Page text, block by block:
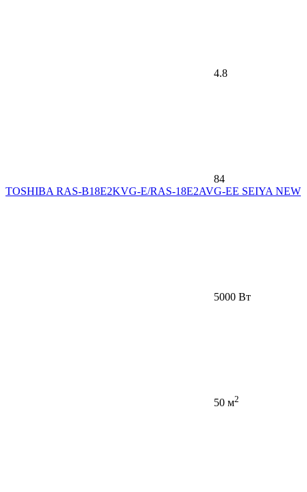
4.8
84
TOSHIBA RAS-B18E2KVG-E/RAS-18E2AVG-EE SEIYA NEW
5000 Вт
50 м2